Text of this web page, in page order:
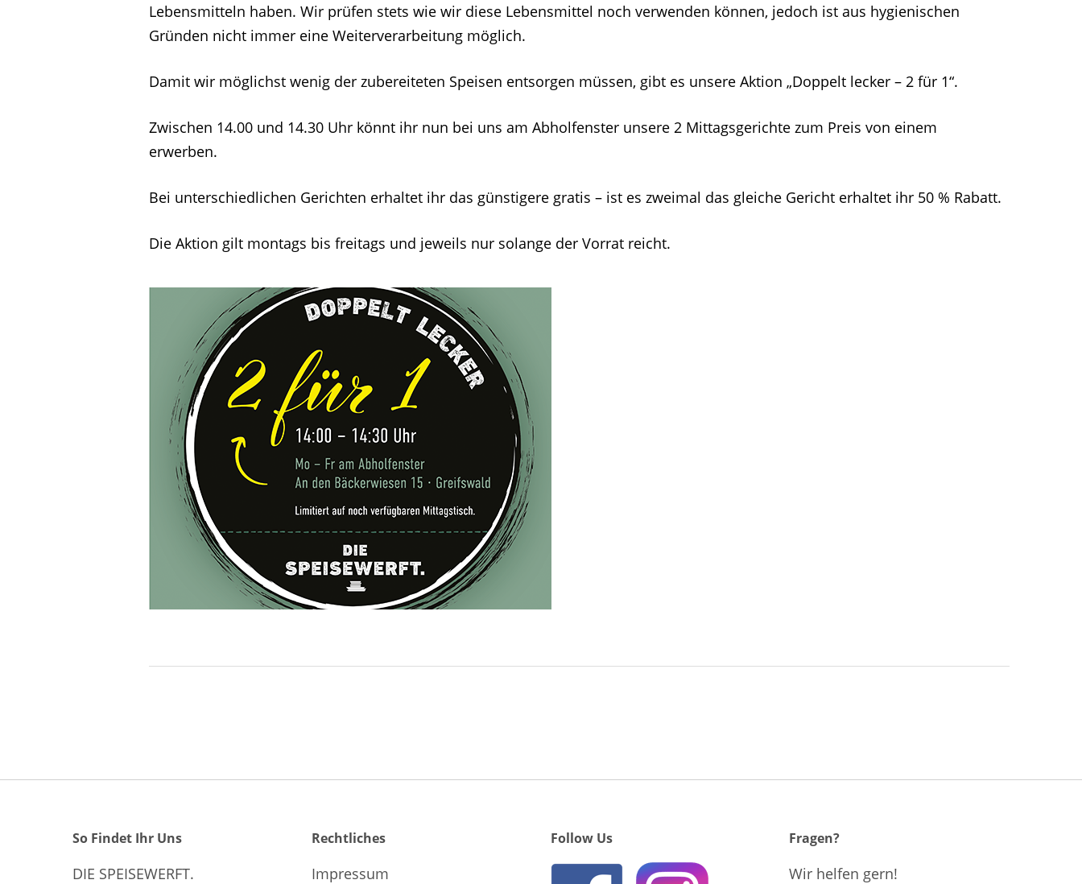
Lebensmitteln haben. Wir prüfen stets wie wir diese Lebensmittel noch verwenden können, jedoch ist aus hygienischen
Gründen nicht immer eine Weiterverarbeitung möglich.
Damit wir möglichst wenig der zubereiteten Speisen entsorgen müssen, gibt es unsere Aktion „Doppelt lecker – 2 für 1“.
Zwischen 14.00 und 14.30 Uhr könnt ihr nun bei uns am Abholfenster unsere 2 Mittagsgerichte zum Preis von einem
erwerben.
Bei unterschiedlichen Gerichten erhaltet ihr das günstigere gratis – ist es zweimal das gleiche Gericht erhaltet ihr 50 % Rabatt.
Die Aktion gilt montags bis freitags und jeweils nur solange der Vorrat reicht.
So Findet Ihr Uns
DIE SPEISEWERFT.
Rechtliches
Impressum
Follow Us Fragen?
Wir helfen gern!